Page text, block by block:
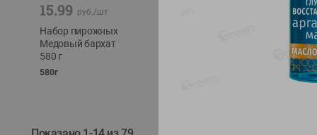
15.99 руб./шт
Набор пирожных
Медовый бархат
580 г
580г
ТОФУ
230г